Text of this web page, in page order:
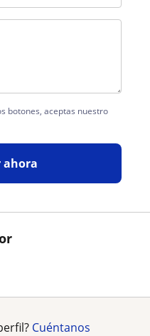
botones, aceptas nuestro
ahora
Cuéntanos